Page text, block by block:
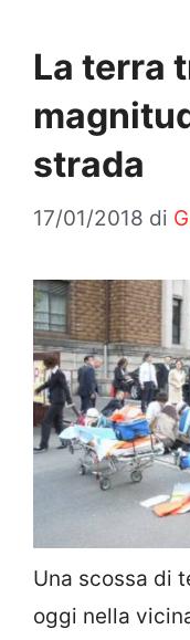
La terra
strada
17/01/2018 di
Una scossa di
oggi nella